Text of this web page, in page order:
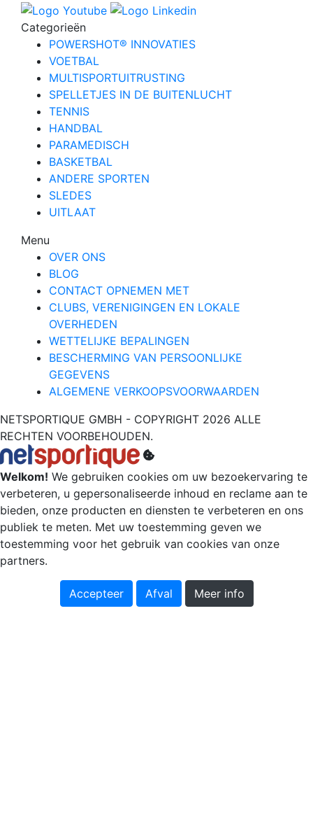
Categorieën
POWERSHOT® INNOVATIES
VOETBAL
MULTISPORTUITRUSTING
SPELLETJES IN DE BUITENLUCHT
TENNIS
HANDBAL
PARAMEDISCH
BASKETBAL
ANDERE SPORTEN
SLEDES
UITLAAT
Menu
OVER ONS
BLOG
CONTACT OPNEMEN MET
CLUBS, VERENIGINGEN EN LOKALE
OVERHEDEN
WETTELIJKE BEPALINGEN
BESCHERMING VAN PERSOONLIJKE
GEGEVENS
ALGEMENE VERKOOPSVOORWAARDEN
NETSPORTIQUE GMBH - COPYRIGHT 2026 ALLE
RECHTEN VOORBEHOUDEN.
Welkom! We gebruiken cookies om uw bezoekervaring te
verbeteren, u gepersonaliseerde inhoud en reclame aan te
bieden, onze producten en diensten te verbeteren en ons
publiek te meten. Met uw toestemming geven we
toestemming voor het gebruik van cookies van onze
partners.
Accepteer Afval Meer info